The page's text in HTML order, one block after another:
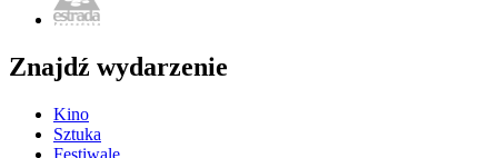
Znajdź wydarzenie
Kino
Sztuka